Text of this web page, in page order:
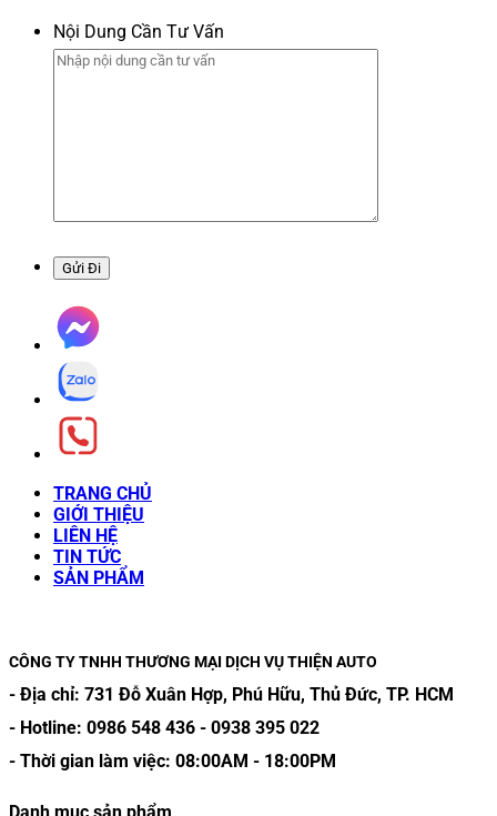
Nội Dung Cần Tư Vấn
TRANG CHỦ
GIỚI THIỆU
LIÊN HỆ
TIN TỨC
SẢN PHẨM
CÔNG TY TNHH THƯƠNG MẠI DỊCH VỤ THIỆN AUTO
- Địa chỉ: 731 Đỗ Xuân Hợp, Phú Hữu, Thủ Đức, TP. HCM
- Hotline: 0986 548 436 - 0938 395 022
- Thời gian làm việc: 08:00AM - 18:00PM